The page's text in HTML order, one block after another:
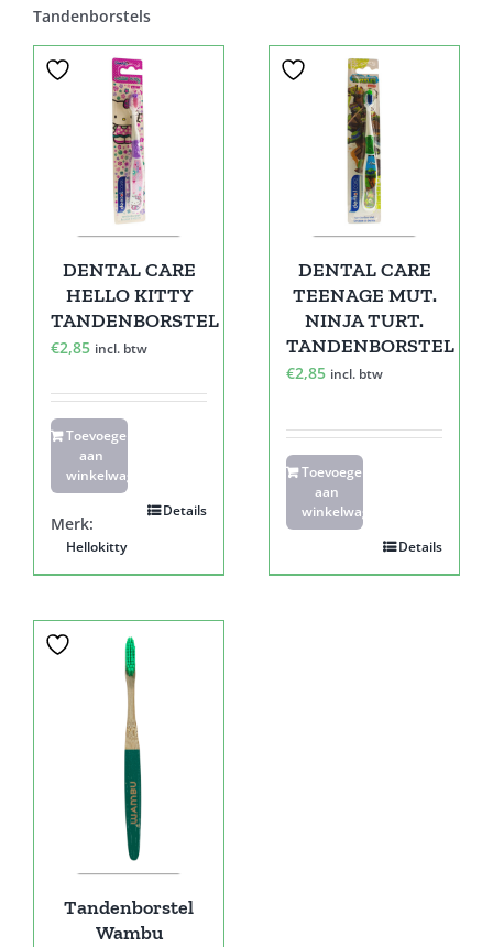
Tandenborstels
DENTAL CARE
HELLO KITTY
TANDENBORSTEL
€2,85 incl. btw
Toevoegen
aan
winkelwagen
Details
Merk:
Hellokitty
DENTAL CARE
TEENAGE MUT.
NINJA TURT.
TANDENBORSTEL
€2,85 incl. btw
Toevoegen
aan
winkelwagen
Details
Tandenborstel
Wambu